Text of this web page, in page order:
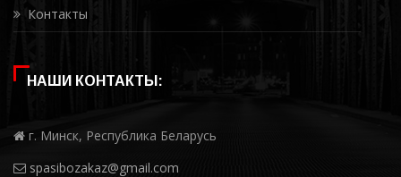
Контакты
НАШИ КОНТАКТЫ:
г. Минск, Республика Беларусь
spasibozakaz@gmail.com